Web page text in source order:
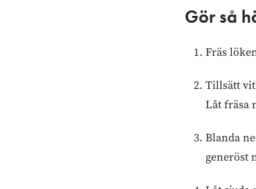
Gör så
Fräs
Tillsätt
Låt fräsa
Blanda
generöst